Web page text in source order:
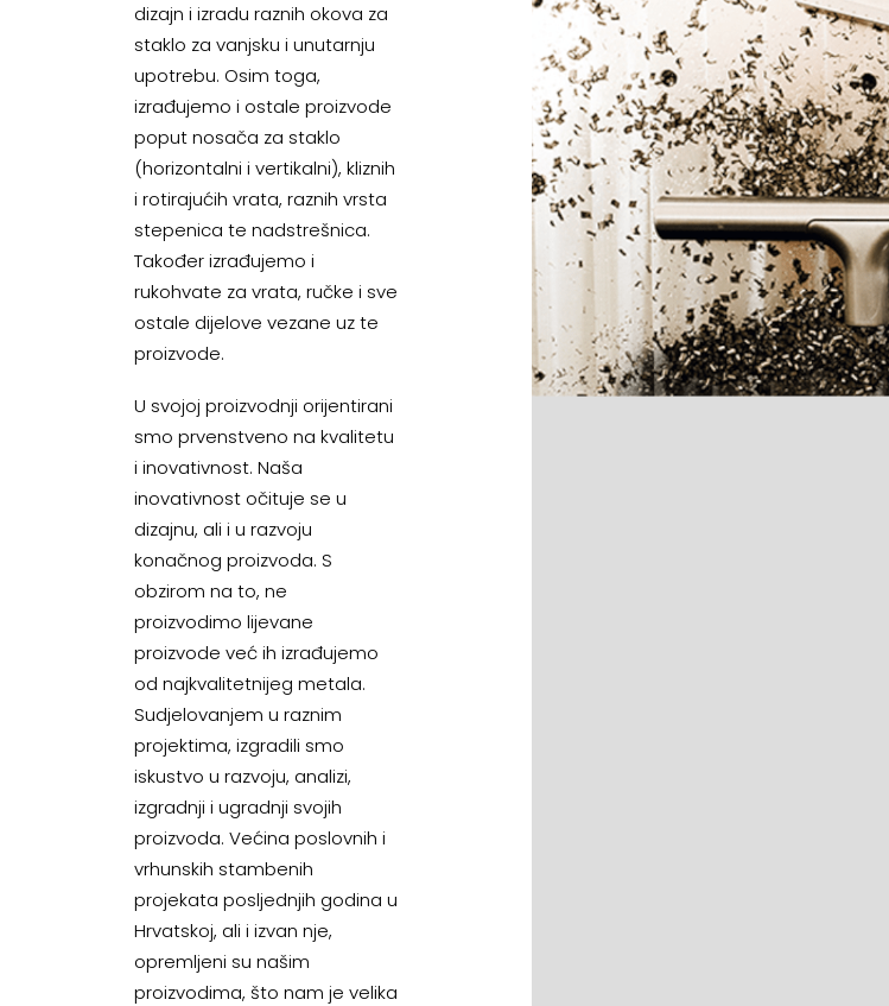
dizajn i izradu raznih okova za
staklo za vanjsku i unutarnju
upotrebu. Osim toga,
izrađujemo i ostale proizvode
poput nosača za staklo
(horizontalni i vertikalni), kliznih
i rotirajućih vrata, raznih vrsta
stepenica te nadstrešnica.
Također izrađujemo i
rukohvate za vrata, ručke i sve
ostale dijelove vezane uz te
proizvode.
U svojoj proizvodnji orijentirani
smo prvenstveno na kvalitetu
i inovativnost. Naša
inovativnost očituje se u
dizajnu, ali i u razvoju
konačnog proizvoda. S
obzirom na to, ne
proizvodimo lijevane
proizvode već ih izrađujemo
od najkvalitetnijeg metala.
Sudjelovanjem u raznim
projektima, izgradili smo
iskustvo u razvoju, analizi,
izgradnji i ugradnji svojih
proizvoda. Većina poslovnih i
vrhunskih stambenih
projekata posljednjih godina u
Hrvatskoj, ali i izvan nje,
opremljeni su našim
proizvodima, što nam je velika